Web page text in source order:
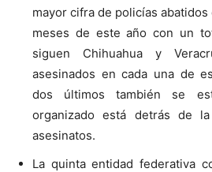
mayor cifra de policías
meses de este año con un
siguen Chihuahua y
asesinados en cada una de
dos últimos también se
organizado está detrás de
asesinatos.
La quinta entidad federativa